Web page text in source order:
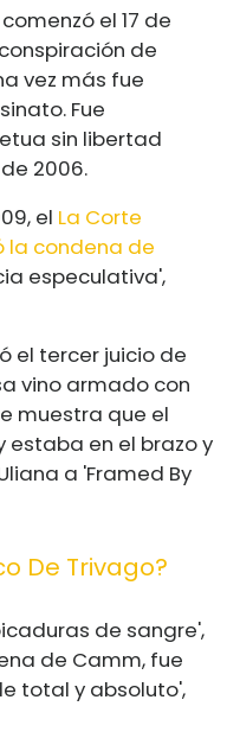
el 17 de
de
vez más fue
Fue
sin libertad
2006.
el La Corte
la condena de
especulativa',
el tercer juicio de
vino armado con
muestra que el
en el brazo y
a 'Framed By
De Trivago?
de sangre',
de Camm, fue
total y absoluto',